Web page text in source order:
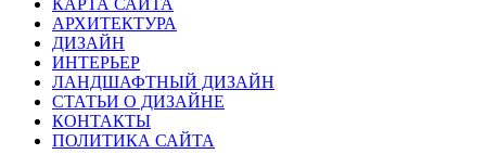
КАРТА САЙТА
АРХИТЕКТУРА
ДИЗАЙН
ИНТЕРЬЕР
ЛАНДШАФТНЫЙ ДИЗАЙН
СТАТЬИ О ДИЗАЙНЕ
КОНТАКТЫ
ПОЛИТИКА САЙТА